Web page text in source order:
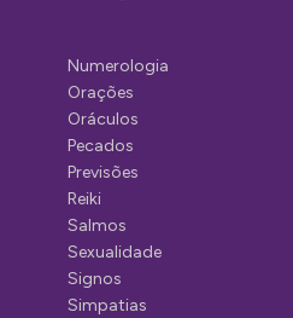
Numerologia
Orações
Oráculos
Pecados
Previsões
Reiki
Salmos
Sexualidade
Signos
Simpatias